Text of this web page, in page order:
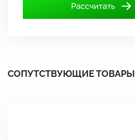
СОПУТСТВУЮЩИЕ ТОВАРЫ